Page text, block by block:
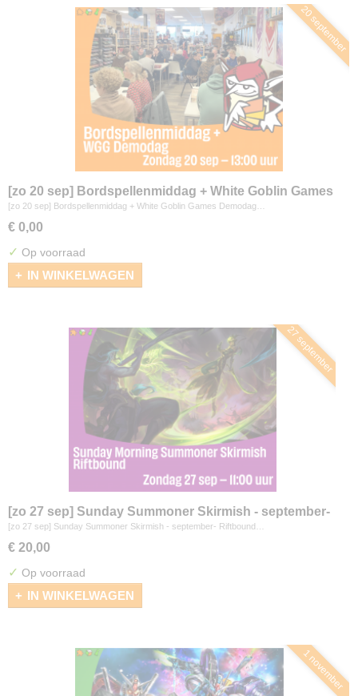
20 september
[zo 20 sep] Bordspellenmiddag + White Goblin Games
Demodag
[zo 20 sep] Bordspellenmiddag + White Goblin Games Demodag…
€ 0,00
✓ Op voorraad
IN WINKELWAGEN
27 september
[zo 27 sep] Sunday Summoner Skirmish - september-
Riftbound
[zo 27 sep] Sunday Summoner Skirmish - september- Riftbound…
€ 20,00
✓ Op voorraad
IN WINKELWAGEN
1 november